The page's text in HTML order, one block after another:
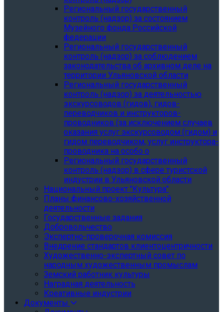
Региональный государственный
контроль (надзор) за состоянием
Музейного фонда Российской
федерации
Региональный государственный
контроль (надзор) за соблюдением
законодательства об архивном деле на
территории Ульяновской области
Региональный государственный
контроль (надзор) за деятельностью
экскурсоводов (гидов), гидов-
переводчиков и инструкторов-
проводников (за исключением случаев
оказания услуг экскурсоводом (гидом) и
гидом переводчиком, услуг инструктора-
проводника на особо о
Региональный государственный
контроль (надзор) в сфере туристской
индустрии в Ульяновской области
Национальный проект "Культура"
Планы финансово-хозяйственной
деятельности
Государственные задания
Добровольчество
Экспертно-проверочная комиссия
Внедрение стандартов клиентоцентричности
Художественно-экспертный совет по
народным художественным промыслам
Земский работник культуры
Наградная деятельность
Креативные индустрии
Документы